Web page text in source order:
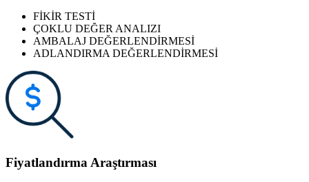
FİKİR TESTİ
ÇOKLU DEĞER ANALIZI
AMBALAJ DEĞERLENDİRMESİ
ADLANDIRMA DEĞERLENDİRMESİ
Fiyatlandırma Araştırması